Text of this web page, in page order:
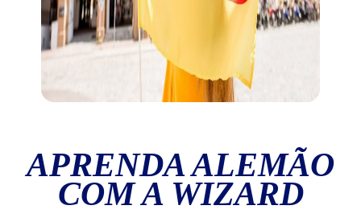
APRENDA ALEMÃO
COM A WIZARD